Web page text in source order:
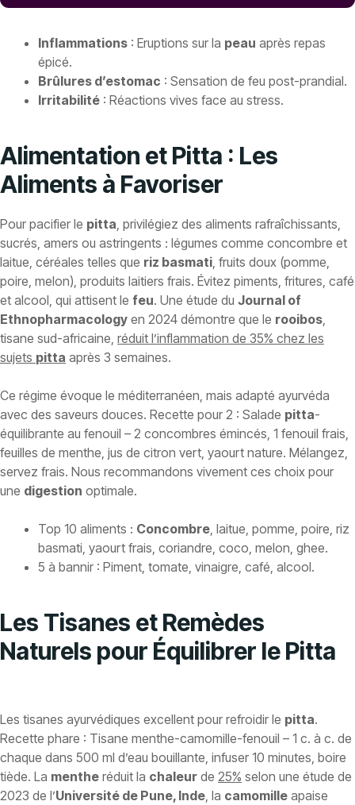
Inflammations : Eruptions sur la peau après repas
épicé.
Brûlures d’estomac : Sensation de feu post-prandial.
Irritabilité : Réactions vives face au stress.
Alimentation et Pitta : Les
Aliments à Favoriser
Pour pacifier le pitta, privilégiez des aliments rafraîchissants,
sucrés, amers ou astringents : légumes comme concombre et
laitue, céréales telles que riz basmati, fruits doux (pomme,
poire, melon), produits laitiers frais. Évitez piments, fritures, café
et alcool, qui attisent le feu. Une étude du Journal of
Ethnopharmacology en 2024 démontre que le rooibos,
tisane sud-africaine, réduit l’inflammation de 35% chez les
sujets pitta après 3 semaines.
Ce régime évoque le méditerranéen, mais adapté ayurvéda
avec des saveurs douces. Recette pour 2 : Salade pitta-
équilibrante au fenouil – 2 concombres émincés, 1 fenouil frais,
feuilles de menthe, jus de citron vert, yaourt nature. Mélangez,
servez frais. Nous recommandons vivement ces choix pour
une digestion optimale.
Top 10 aliments : Concombre, laitue, pomme, poire, riz
basmati, yaourt frais, coriandre, coco, melon, ghee.
5 à bannir : Piment, tomate, vinaigre, café, alcool.
Les Tisanes et Remèdes
Naturels pour Équilibrer le Pitta
Les tisanes ayurvédiques excellent pour refroidir le pitta.
Recette phare : Tisane menthe-camomille-fenouil – 1 c. à c. de
chaque dans 500 ml d’eau bouillante, infuser 10 minutes, boire
tiède. La menthe réduit la chaleur de 25% selon une étude de
2023 de l’Université de Pune, Inde, la camomille apaise